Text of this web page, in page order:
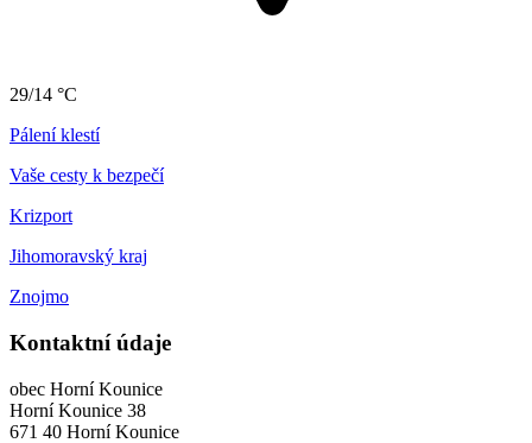
29/14 °C
Pálení klestí
Vaše cesty k bezpečí
Krizport
Jihomoravský kraj
Znojmo
Kontaktní údaje
obec Horní Kounice
Horní Kounice 38
671 40 Horní Kounice